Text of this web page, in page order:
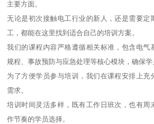
主要方面。
无论是初次接触电工行业的新人，还是需要定
工，都能在这里找到适合自己的培训方案。
我们的课程内容严格遵循相关标准，包含电气
规程、事故预防与应急处理等核心模块，确保学
为了方便学员参与培训，我们在课程安排上充
需求。
培训时间灵活多样，既有工作日班次，也有周
作节奏的学员选择。